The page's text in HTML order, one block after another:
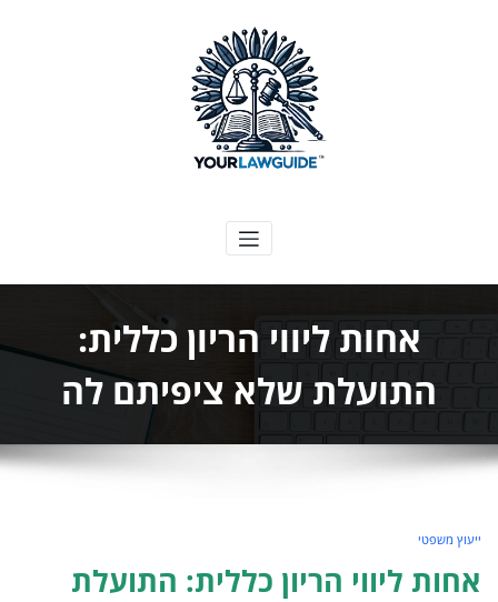
המדריך המשפטי שלך
אחות ליווי הריון כללית:
התועלת שלא ציפיתם לה
ייעוץ משפטי
אחות ליווי הריון כללית: התועלת